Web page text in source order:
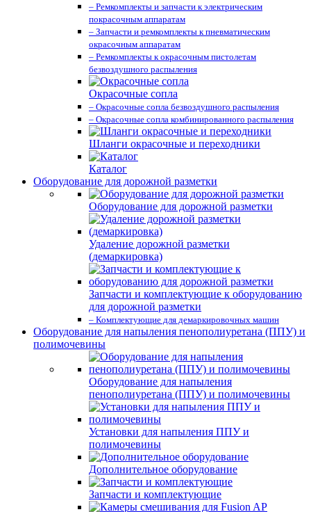
– Ремкомплекты и запчасти к электрическим
покрасочным аппаратам
– Запчасти и ремкомплекты к пневматическим
окрасочным аппаратам
– Ремкомплекты к окрасочным пистолетам
безвоздушного распыления
Окрасочные сопла
– Окрасочные сопла безвоздушного распыления
– Окрасочные сопла комбинированного распыления
Шланги окрасочные и переходники
Каталог
Оборудование для дорожной разметки
Оборудование для дорожной разметки
Удаление дорожной разметки
(демаркировка)
Запчасти и комплектующие к оборудованию
для дорожной разметки
– Комплектующие для демаркировочных машин
Оборудование для напыления пенополиуретана (ППУ) и
полимочевины
Оборудование для напыления
пенополиуретана (ППУ) и полимочевины
Установки для напыления ППУ и
полимочевины
Дополнительное оборудование
Запчасти и комплектующие